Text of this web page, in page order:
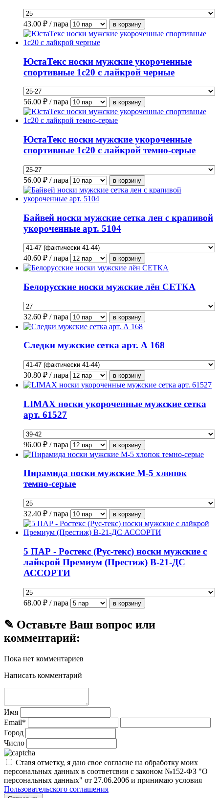
43.00 ₽ / пара
ЮстаТекс носки мужские укороченные
спортивные 1с20 с лайкрой черные
56.00 ₽ / пара
ЮстаТекс носки мужские укороченные
спортивные 1с20 с лайкрой темно-серые
56.00 ₽ / пара
Байвей носки мужские сетка лен с крапивой
укороченные арт. 5104
40.60 ₽ / пара
Белорусские носки мужские лён СЕТКА
32.60 ₽ / пара
Следки мужские сетка арт. А 168
30.80 ₽ / пара
LIMAX носки укороченные мужские сетка
арт. 61527
96.00 ₽ / пара
Пирамида носки мужские М-5 хлопок
темно-серые
32.40 ₽ / пара
5 ПАР - Ростекс (Рус-текс) носки мужские с
лайкрой Премиум (Престиж) В-21-ДС
АССОРТИ
68.00 ₽ / пара
✎ Оставьте Ваш вопрос или
комментарий:
Пока нет комментариев
Написать комментарий
Имя
Email*
Город
Число
Ставя отметку, я даю свое согласие на обработку моих
персональных данных в соответсвии с законом №152-ФЗ "О
персональных данных" от 27.06.2006 и принимаю условия
Пользовательского соглашения